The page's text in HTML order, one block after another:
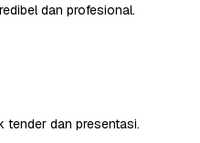
dan profesional.
tender dan presentasi.